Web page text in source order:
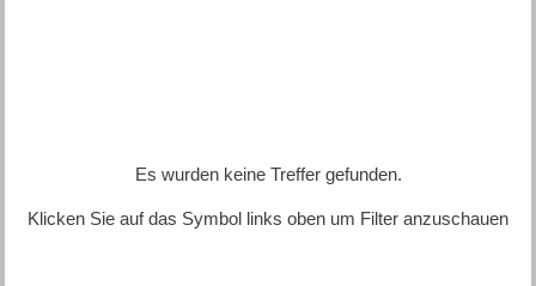
Es wurden keine Treffer gefunden.
Klicken Sie auf das Symbol links oben um Filter anzuschauen